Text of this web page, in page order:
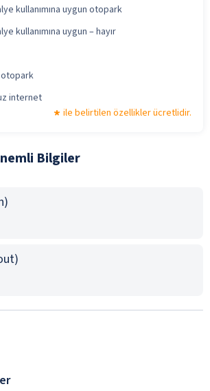
kullanımına uygun otopark
kullanımına uygun – hayır
internet
ile belirtilen özellikler ücretlidir.
Bilgiler